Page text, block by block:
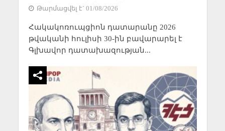
Թարմացվել է` 01/08/2026
Հակակոռուպցիոն դատարանը 2026
թվականի հուլիսի 30-ին բավարարել է
Գլխավոր դատախազության...